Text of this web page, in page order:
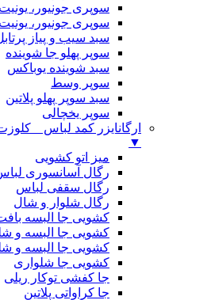
سوپری جونیور، یونیت 15تا25
سوپری جونیور، یونیت 30تا50
سبد سیب و پیاز
سوپر پهلو جا شوینده
سبد شوینده یوباکس
سوپر وسط
سبد سوپر پهلو پلاتین
سوپر یخچالی
ارگانایزر کمد لباس _
▼
میز اتو کشویی
رگال آسانسوری
رگال سقفی لباس
رگال شلوار و شال
کشویی جا البسه
کشویی جا البسه و
کشویی جا البسه و
کشویی جا شلواری
جا کفشی توکار ریلی
جا کراواتی پلاتین